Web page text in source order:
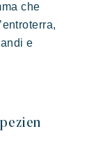
che
e